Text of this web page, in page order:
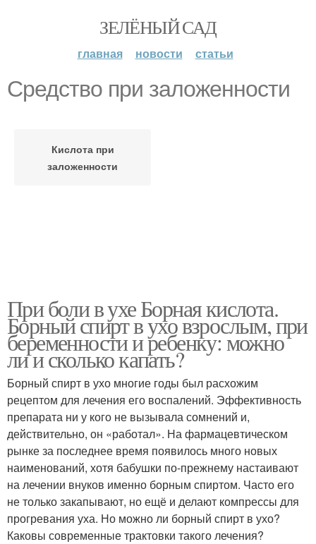
ЗЕЛЁНЫЙ САД
главная новости статьи
Средство при заложенности
Кислота при
заложенности
При боли в ухе Борная кислота.
Борный спирт в ухо взрослым, при
беременности и ребенку: можно
ли и сколько капать?
Борный спирт в ухо многие годы был расхожим
рецептом для лечения его воспалений. Эффективность
препарата ни у кого не вызывала сомнений и,
действительно, он «работал». На фармацевтическом
рынке за последнее время появилось много новых
наименований, хотя бабушки по-прежнему настаивают
на лечении внуков именно борным спиртом. Часто его
не только закапывают, но ещё и делают компрессы для
прогревания уха. Но можно ли борный спирт в ухо?
Каковы современные трактовки такого лечения?